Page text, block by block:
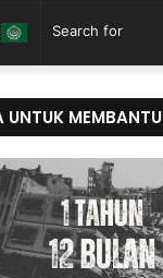
UNTUK MEMBANTU